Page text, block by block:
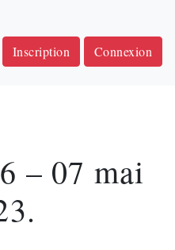
Inscription Connexion
– 07 mai